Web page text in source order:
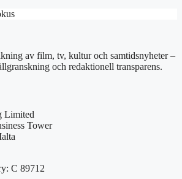
av film, tv, kultur och samtidsnyheter –
och redaktionell transparens.
Limited
Tower
C 89712